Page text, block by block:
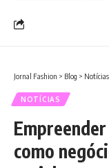
Jornal Fashion > Blog > Notícias
NOTÍCIAS
como